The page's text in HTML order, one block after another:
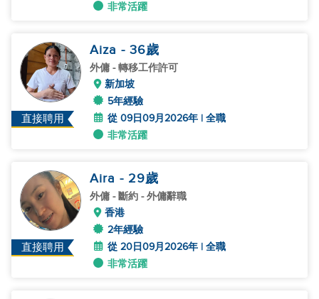
非常活躍
直接聘用
Aiza - 36歲
外傭 - 轉移工作許可
新加坡
5年經驗
從 09日09月2026年 | 全職
非常活躍
直接聘用
Aira - 29歲
外傭 - 斷約 - 外傭辭職
香港
2年經驗
從 20日09月2026年 | 全職
非常活躍